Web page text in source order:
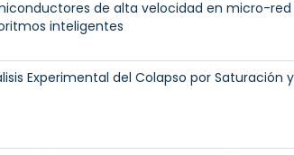
de alta velocidad en micro-
inteligentes
Experimental del Colapso por Saturación